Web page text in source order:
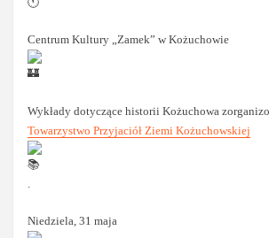
Centrum Kultury „Zamek” w Kożuchowie
Wykłady dotyczące historii Kożuchowa
Towarzystwo Przyjaciół Ziemi Kożuchowskiej
Niedziela, 31 maja